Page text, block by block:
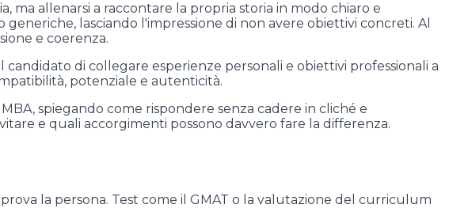
ma allenarsi a raccontare la propria storia in modo chiaro e
lasciando l'impressione di non avere obiettivi concreti. Al
e coerenza.
di collegare esperienze personali e obiettivi professionali a
potenziale e autenticità.
spiegando come rispondere senza cadere in cliché e
e quali accorgimenti possono davvero fare la differenza.
la persona. Test come il GMAT o la valutazione del curriculum